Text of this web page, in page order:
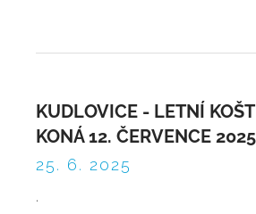
KUDLOVICE - LETNÍ
KONÁ 12. ČERVENCE
25. 6. 2025
.